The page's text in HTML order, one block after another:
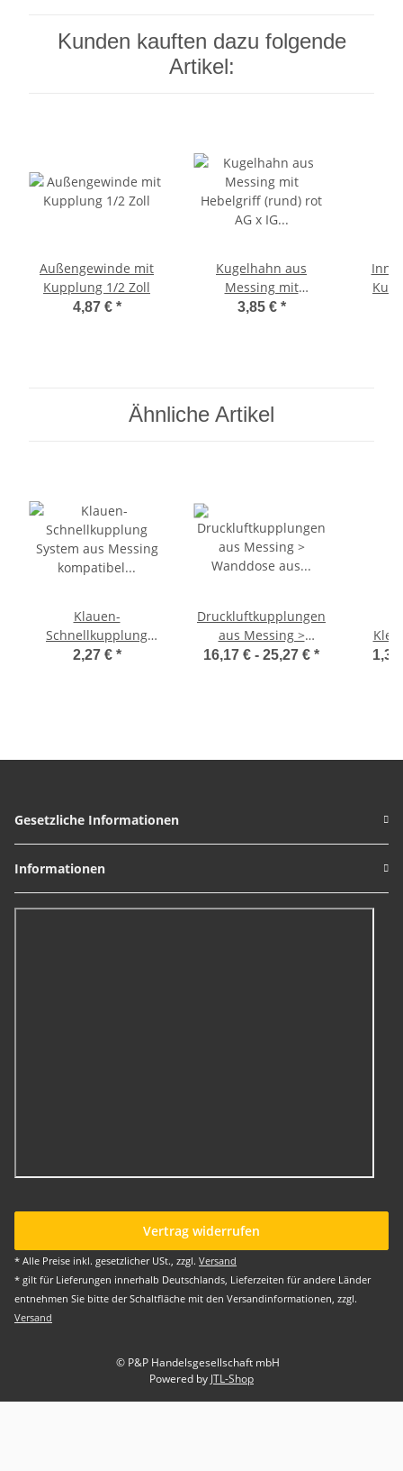
Kunden kauften dazu folgende
Artikel:
Außengewinde mit
Kupplung 1/2 Zoll
4,87 € *
Kugelhahn aus
Messing mit
Hebelgriff (rund) rot
3,85 € *
Ähnliche Artikel
Klauen-
Schnellkupplung
System aus Messing
2,27 € *
Druckluftkupplungen
aus Messing >
Wanddose aus
16,17 € - 25,27 € *
Gesetzliche Informationen
Informationen
Vertrag widerrufen
* Alle Preise inkl. gesetzlicher USt., zzgl. Versand
* gilt für Lieferungen innerhalb Deutschlands, Lieferzeiten für andere Länder
entnehmen Sie bitte der Schaltfläche mit den Versandinformationen, zzgl.
Versand
© P&P Handelsgesellschaft mbH
Powered by JTL-Shop